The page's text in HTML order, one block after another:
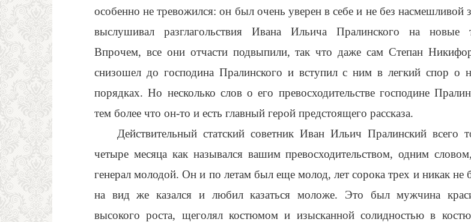
особенно не тревожился: он был очень уверен в себе и не без насмешливой
выслушивал разглагольствия Ивана Ильича Пралинского на новые
Впрочем, все они отчасти подвыпили, так что даже сам Степан
снизошел до господина Пралинского и вступил с ним в легкий спор о
порядках. Но несколько слов о его превосходительстве господине
тем более что он-то и есть главный герой предстоящего рассказа.
Действительный статский советник Иван Ильич Пралинский всего
четыре месяца как назывался вашим превосходительством, одним
генерал молодой. Он и по летам был еще молод, лет сорока трех и никак не
на вид же казался и любил казаться моложе. Это был мужчина
высокого роста, щеголял костюмом и изысканной солидностью в